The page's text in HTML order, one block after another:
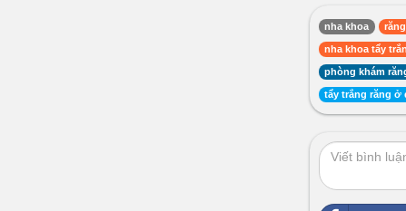
nha khoa
nha khoa tẩy
phòng khám
tẩy trắng răng ở